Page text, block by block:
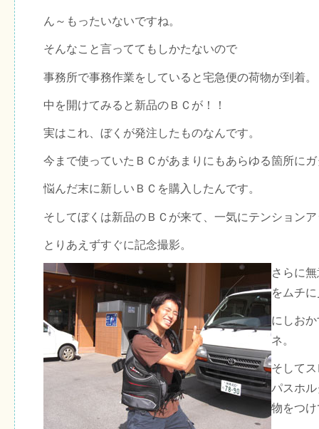
ん～もったいないですね。
そんなこと言っててもしかたないので
事務所で事務作業をしていると宅急便の荷物が到着。
中を開けてみると新品のＢＣが！！
実はこれ、ぼくが発注したものなんです。
今まで使っていたＢＣがあまりにもあらゆる箇所に
悩んだ末に新しいＢＣを購入したんです。
そしてぼくは新品のＢＣが来て、一気にテンション
とりあえずすぐに記念撮影。
さらに
をムチ
にしお
ネ。
そして
パスホ
物をつけ